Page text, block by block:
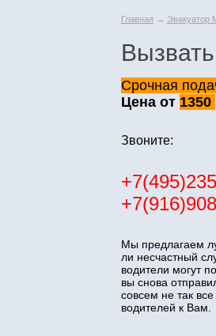
Главная → Эвакуатор
Срочная
Цена от 1350
Звоните:
Мы предлагаем
ли несчастный
водители могут
вы снова
совсем не так
водителей к Вам.